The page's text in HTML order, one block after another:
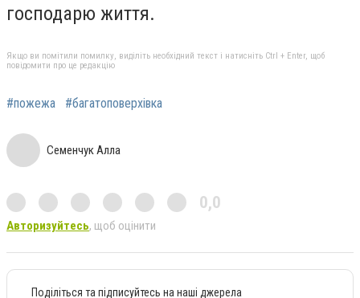
господарю життя.
Якщо ви помітили помилку, виділіть необхідний текст і натисніть Ctrl + Enter, щоб
повідомити про це редакцію
#пожежа #багатоповерхівка
Семенчук Алла
0,0
Авторизуйтесь, щоб оцінити
Поділіться та підписуйтесь на наші джерела